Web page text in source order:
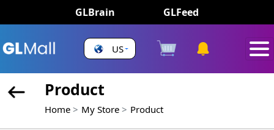
GLBrain GLFeed
US
Product
Home My Store Product